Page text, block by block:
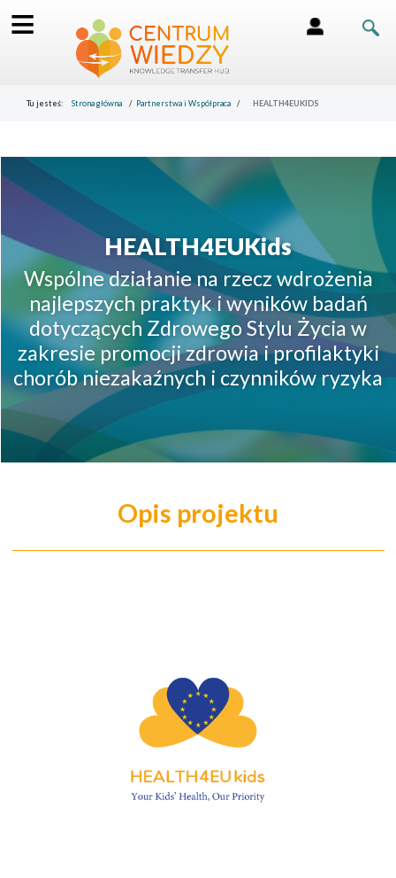
Tu jesteś: Strona główna Partnerstwa i Współpraca HEALTH4EUKIDS
HEALTH4EUKids
Wspólne działanie na rzecz wdrożenia
najlepszych praktyk i wyników badań
dotyczących Zdrowego Stylu Życia w
zakresie promocji zdrowia i profilaktyki
chorób niezakaźnych i czynników ryzyka
Opis projektu
≡